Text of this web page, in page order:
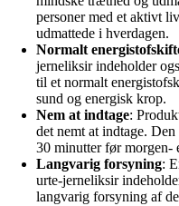
personer med et aktivt
udmattede i hverdagen.
Normalt
jerneliksir indeholder
til et normalt
sund og energisk krop.
Nem at indtage:
det nemt at indtage.
30 minutter før morgen-
Langvarig forsyning:
urte-jerneliksir
langvarig forsyning af